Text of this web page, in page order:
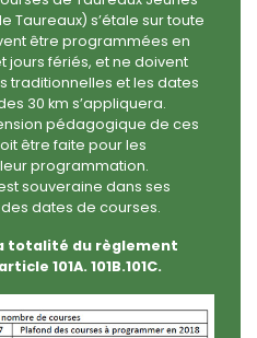
Taureaux) s’étale sur toute
être programmées en
jours fériés, et ne doivent
traditionnelles et les dates
30 km s’appliquera.
pédagogique de ces
être faite pour les
programmation.
souveraine dans ses
dates de courses.
totalité du règlement
101A. 101B.101C.